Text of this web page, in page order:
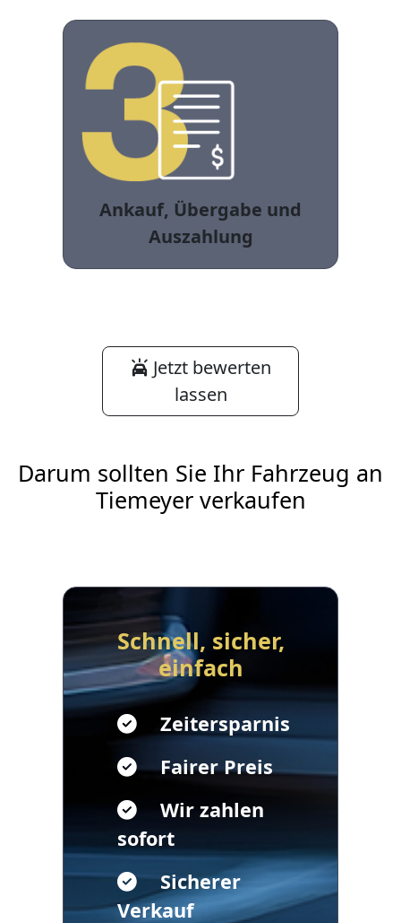
Ankauf, Übergabe und
Auszahlung
Jetzt bewerten
lassen
Darum sollten Sie Ihr Fahrzeug an
Tiemeyer verkaufen
Schnell, sicher,
einfach
Zeitersparnis
Fairer Preis
Wir zahlen
sofort
Sicherer
Verkauf